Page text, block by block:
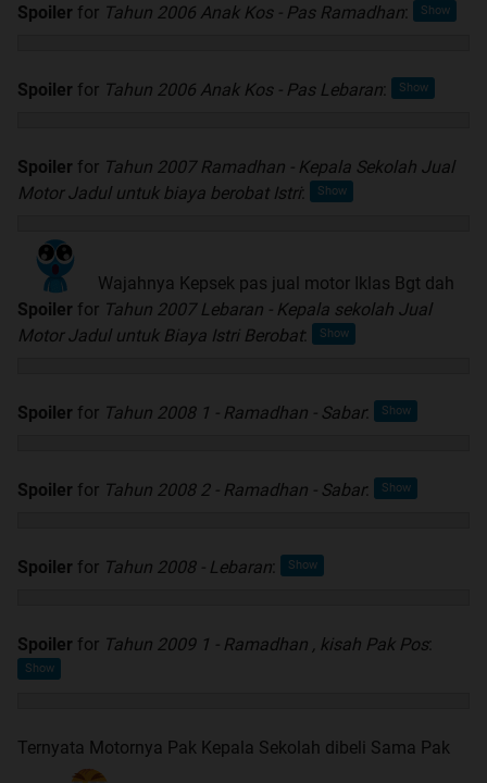
Spoiler for Tahun 2006 Anak Kos - Pas Ramadhan:
Spoiler for Tahun 2006 Anak Kos - Pas Lebaran:
Spoiler for Tahun 2007 Ramadhan - Kepala Sekolah Jual
Motor Jadul untuk biaya berobat Istri:
Wajahnya Kepsek pas jual motor Iklas Bgt dah
Spoiler for Tahun 2007 Lebaran - Kepala sekolah Jual
Motor Jadul untuk Biaya Istri Berobat:
Spoiler for Tahun 2008 1 - Ramadhan - Sabar:
Spoiler for Tahun 2008 2 - Ramadhan - Sabar:
Spoiler for Tahun 2008 - Lebaran:
Spoiler for Tahun 2009 1 - Ramadhan , kisah Pak Pos:
Ternyata Motornya Pak Kepala Sekolah dibeli Sama Pak